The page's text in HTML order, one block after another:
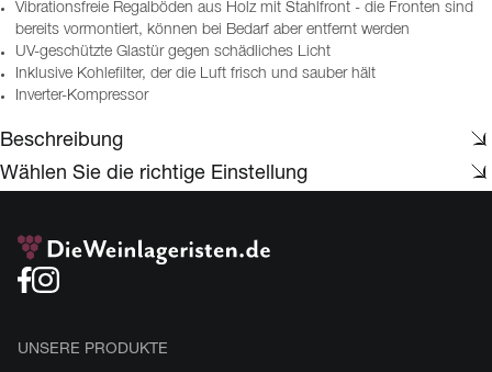
Vibrationsfreie Regalböden aus Holz mit Stahlfront - die Fronten sind
bereits vormontiert, können bei Bedarf aber entfernt werden
UV-geschützte Glastür gegen schädliches Licht
Inklusive Kohlefilter, der die Luft frisch und sauber hält
Inverter-Kompressor
Beschreibung
Wählen Sie die richtige Einstellung
UNSERE PRODUKTE